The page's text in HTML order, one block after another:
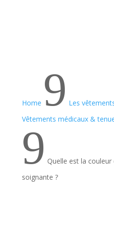
Home 9 Les
Vêtements médicaux &
9 Quelle est la couleur
soignante ?